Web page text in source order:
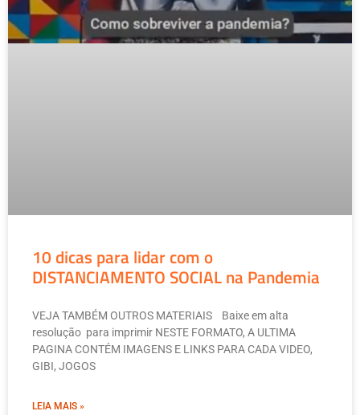
10 dicas para lidar com o
DISTANCIAMENTO SOCIAL na Pandemia
VEJA TAMBÉM OUTROS MATERIAIS Baixe em alta
resolução para imprimir NESTE FORMATO, A ULTIMA
PAGINA CONTÉM IMAGENS E LINKS PARA CADA VIDEO,
GIBI, JOGOS
LEIA MAIS »